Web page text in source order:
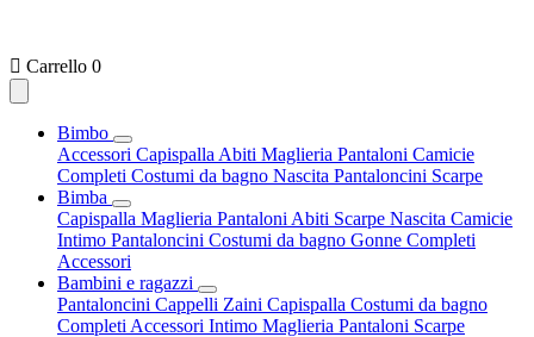
 Carrello 0
Bimbo
Accessori Capispalla Abiti Maglieria Pantaloni Camicie
Completi Costumi da bagno Nascita Pantaloncini Scarpe
Bimba
Capispalla Maglieria Pantaloni Abiti Scarpe Nascita Camicie
Intimo Pantaloncini Costumi da bagno Gonne Completi
Accessori
Bambini e ragazzi
Pantaloncini Cappelli Zaini Capispalla Costumi da bagno
Completi Accessori Intimo Maglieria Pantaloni Scarpe